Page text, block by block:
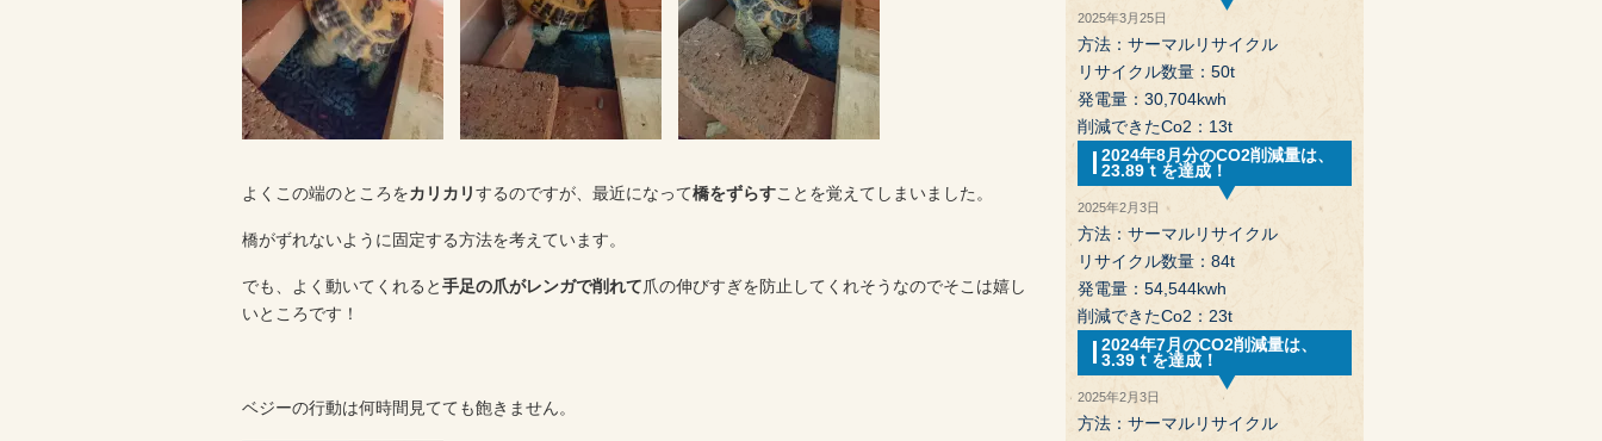
よくこの端のところをカリカリ するのですが、最近になって橋をずらすことを覚えてしまいました。
橋がずれないように固定する方法を考えています。
でも、よく動いてくれると 手足の爪がレンガで削れて爪の伸びすぎを防止してくれそうなのでそこは嬉し
いところです！
ベジーの行動は何時間見てても飽きません。
2025年3月25日
方法：サーマルリサイクル
リサイクル数量：50t
発電量：30,704kwh
削減できたCo2：13t
2024年8月分のCO2削減量は、
23.89ｔを達成！
2025年2月3日
方法：サーマルリサイクル
リサイクル数量：84t
発電量：54,544kwh
削減できたCo2：23t
2024年7月のCO2削減量は、
3.39ｔを達成！
2025年2月3日
方法：サーマルリサイクル